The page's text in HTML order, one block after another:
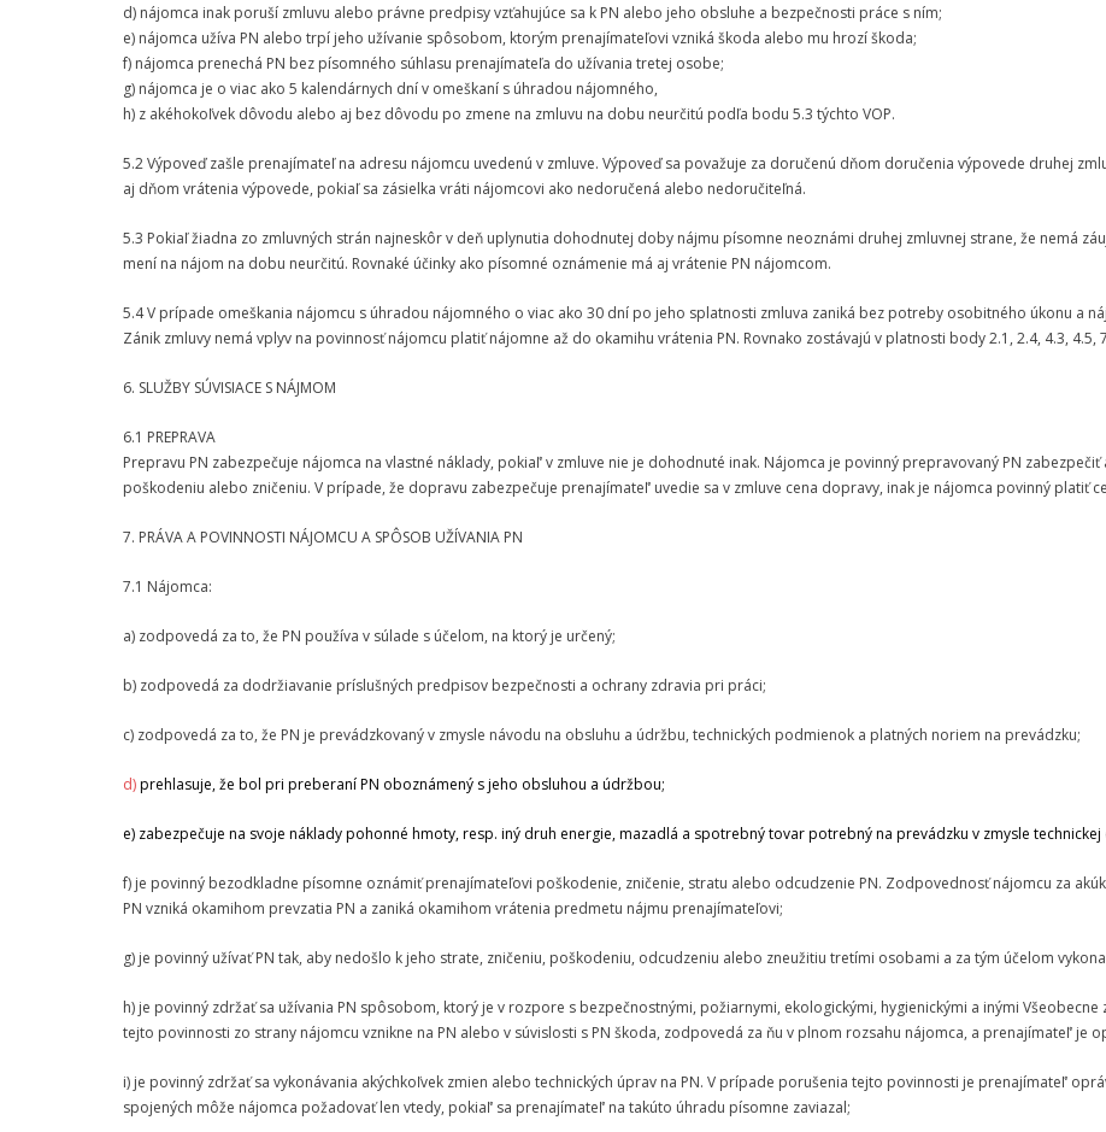
d) nájomca inak poruší zmluvu alebo právne predpisy vzťahujúce sa k PN alebo jeho obsluhe a bezpečnosti práce s ním;
e) nájomca užíva PN alebo trpí jeho užívanie spôsobom, ktorým prenajímateľovi vzniká škoda alebo mu hrozí škoda;
f) nájomca prenechá PN bez písomného súhlasu prenajímateľa do užívania tretej osobe;
g) nájomca je o viac ako 5 kalendárnych dní v omeškaní s úhradou nájomného,
h) z akéhokoľvek dôvodu alebo aj bez dôvodu po zmene na zmluvu na dobu neurčitú podľa bodu 5.3 týchto VOP.
5.2 Výpoveď zašle prenajímateľ na adresu nájomcu uvedenú v zmluve. Výpoveď sa považuje za doručenú dňom doručenia výpovede druhej
aj dňom vrátenia výpovede, pokiaľ sa zásielka vráti nájomcovi ako nedoručená alebo nedoručiteľná.
5.3 Pokiaľ žiadna zo zmluvných strán najneskôr v deň uplynutia dohodnutej doby nájmu písomne neoznámi druhej zmluvnej strane, že nemá
mení na nájom na dobu neurčitú. Rovnaké účinky ako písomné oznámenie má aj vrátenie PN nájomcom.
5.4 V prípade omeškania nájomcu s úhradou nájomného o viac ako 30 dní po jeho splatnosti zmluva zaniká bez potreby osobitného úkonu a
Zánik zmluvy nemá vplyv na povinnosť nájomcu platiť nájomne až do okamihu vrátenia PN. Rovnako zostávajú v platnosti body 2.1, 2.4, 4.3, 4.5,
6. SLUŽBY SÚVISIACE S NÁJMOM
6.1 PREPRAVA
Prepravu PN zabezpečuje nájomca na vlastné náklady, pokiaľ‘ v zmluve nie je dohodnuté inak. Nájomca je povinný prepravovaný PN
poškodeniu alebo zničeniu. V prípade, že dopravu zabezpečuje prenajímateľ‘ uvedie sa v zmluve cena dopravy, inak je nájomca povinný platiť
7. PRÁVA A POVINNOSTI NÁJOMCU A SPÔSOB UŽÍVANIA PN
7.1 Nájomca:
a) zodpovedá za to, že PN používa v súlade s účelom, na ktorý je určený;
b) zodpovedá za dodržiavanie príslušných predpisov bezpečnosti a ochrany zdravia pri práci;
c) zodpovedá za to, že PN je prevádzkovaný v zmysle návodu na obsluhu a údržbu, technických podmienok a platných noriem na prevádzku;
d)prehlasuje, že bol pri preberaní PN oboznámený s jeho obsluhou a údržbou;
e) zabezpečuje na svoje náklady pohonné hmoty, resp. iný druh energie, mazadlá a spotrebný tovar potrebný na prevádzku v zmysle
f) je povinný bezodkladne písomne oznámiť prenajímateľovi poškodenie, zničenie, stratu alebo odcudzenie PN. Zodpovednosť nájomcu za
PN vzniká okamihom prevzatia PN a zaniká okamihom vrátenia predmetu nájmu prenajímateľovi;
g) je povinný užívať PN tak, aby nedošlo k jeho strate, zničeniu, poškodeniu, odcudzeniu alebo zneužitiu tretími osobami a za tým účelom
h) je povinný zdržať sa užívania PN spôsobom, ktorý je v rozpore s bezpečnostnými, požiarnymi, ekologickými, hygienickými a inými
tejto povinnosti zo strany nájomcu vznikne na PN alebo v súvislosti s PN škoda, zodpovedá za ňu v plnom rozsahu nájomca, a prenajímateľ‘ je
i) je povinný zdržať sa vykonávania akýchkoľvek zmien alebo technických úprav na PN. V prípade porušenia tejto povinnosti je prenajímateľ‘
spojených môže nájomca požadovať len vtedy, pokiaľ‘ sa prenajímateľ‘ na takúto úhradu písomne zaviazal;